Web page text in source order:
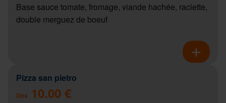
Base sauce tomate, fromage, viande hachée, raclette,
double merguez de boeuf
Pizza san pietro
Dès 10.00 €